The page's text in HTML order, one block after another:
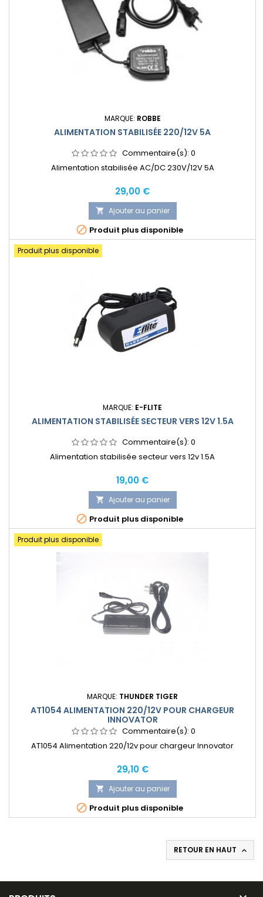
MARQUE: ROBBE
ALIMENTATION STABILISÉE 220/12V 5A
Commentaire(s): 0
Alimentation stabilisée AC/DC 230V/12V 5A
Prix
29,00 €
 Ajouter au panier
 Produit plus disponible
Produit plus disponible
MARQUE: E-FLITE
ALIMENTATION STABILISÉE SECTEUR VERS 12V 1.5A
Commentaire(s): 0
Alimentation stabilisée secteur vers 12v 1.5A
Prix
19,00 €
 Ajouter au panier
 Produit plus disponible
Produit plus disponible
MARQUE: THUNDER TIGER
AT1054 ALIMENTATION 220/12V POUR CHARGEUR
INNOVATOR
Commentaire(s): 0
AT1054 Alimentation 220/12v pour chargeur Innovator
Prix
29,10 €
 Ajouter au panier
 Produit plus disponible
RETOUR EN HAUT 